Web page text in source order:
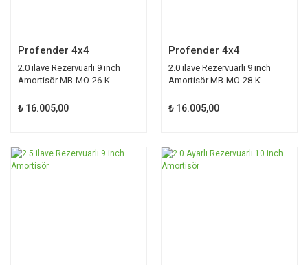
Profender 4x4
2.0 ilave Rezervuarlı 9 inch
Amortisör MB-MO-26-K
₺ 16.005,00
Profender 4x4
2.0 ilave Rezervuarlı 9 inch
Amortisör MB-MO-28-K
₺ 16.005,00
TÜKENDİ TÜKENDİ